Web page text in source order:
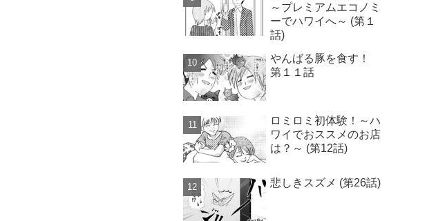
～プレミアムエコノミ
ーでハワイへ～ (第１
話)
やんばる豚を食す！
第１１話
ロミロミ初体験！～ハ
ワイでおススメのお店
は？～ (第12話)
悲しきスズメ (第26話)